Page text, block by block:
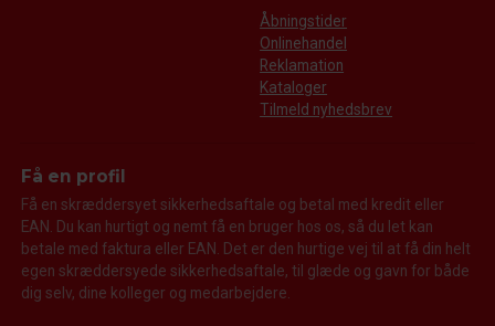
Åbningstider
Onlinehandel
Reklamation
Kataloger
Tilmeld nyhedsbrev
Få en profil
Få en skræddersyet sikkerhedsaftale og betal med kredit eller
EAN. Du kan hurtigt og nemt få en bruger hos os, så du let kan
betale med faktura eller EAN. Det er den hurtige vej til at få din helt
egen skræddersyede sikkerhedsaftale, til glæde og gavn for både
dig selv, dine kolleger og medarbejdere.